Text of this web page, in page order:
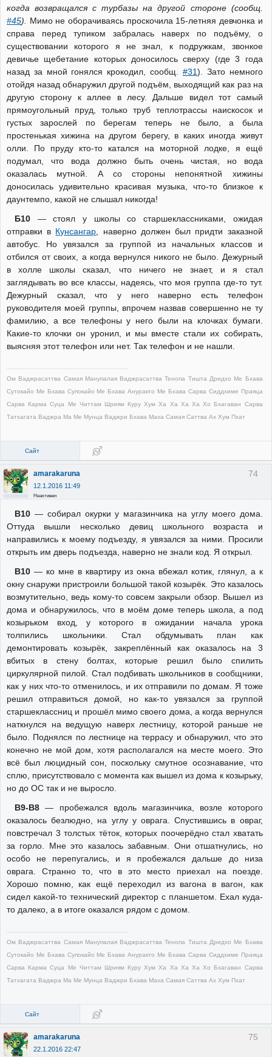
когда возвращался с турбазы на другой стороне (сообщ.
#45). Мимо не оборачиваясь проскочила 15-летняя девчонка и
справа перед тупиком забралась наверх по подъёму, о
существовании которого я не знал, к подружкам, звонкое
девичье щебетание которых доносилось сверху (где 3 года
назад за мной гонялся крокодил, сообщ. #31). Зато немного
отойдя назад обнаружил другой подъём, выходящий как раз на
другую сторону к аллее в лесу. Дальше видел тот самый
прямоугольный пруд, только труб теплотрассы наискосок и
густых зарослей по берегам теперь не было, а была
простенькая хижина на другом берегу, в каких иногда живут
олли. По пруду кто-то катался на моторной лодке, я ещё
подумал, что вода должно быть очень чистая, но вода
оказалась мутной. А со стороны непонятной хижины
доносилась удивительно красивая музыка, что-то близкое к
даунтемпо, какой не слышал никогда!
Б10— стоял у школы со старшеклассниками, ожидая
отправки в Кунсангар, наверно должен был придти заказной
автобус. Но увязался за группой из начальных классов и
отбился от своих, а когда вернулся никого не было. Дежурный
в холле школы сказал, что ничего не знает, и я стал
заглядывать во все классы, надеясь, что моя группа где-то тут.
Дежурный сказал, что у него наверно есть телефон
руководителя моей группы, впрочем назвав совершенно не ту
фамилию, а все телефоны у него были на клочках бумаги.
Какие-то клочки он уронил, и мы вместе стали их собирать,
выясняя этот телефон или нет. Так телефон и не нашли.
Ом Ваджрасаттва Самая Манупалая Ваджрасаттва Тенопа Тишта Дридхо Ме Бхава
Сутокайо Ме Бхава Супокайо Ме Бхава Ануракто Ме Бхава Сарва Сиддхиме Праяца
Сарва Карма Суца Ме Читтам Шриям Куру Хум Ха Ха Ха Ха Хо Бхагаван Сарва
Татхагата Ваджра Ма Ме Мунца Ваджри Бхава Маха Самая Саттва Ах Хум Пхат
Сайт
74
amarakaruna
12.1.2016 11:49
Неактивен
В10— собирал окурки у магазинчика на углу моего дома.
Оттуда вышли несколько девиц школьного возраста и
направились к моему подъезду, я увязался за ними. Просили
открыть им дверь подъезда, наверно не знали код. Я открыл.
В10— ко мне в квартиру из окна вбежал котик, глянул, а к
окну снаружи пристроили большой такой козырёк. Это казалось
возмутительно, ведь кому-то совсем закрыли обзор. Вышел из
дома и обнаружилось, что в моём доме теперь школа, а под
козырьком вход, у которого в ожидании начала урока
толпились школьники. Стал обдумывать план как
демонтировать козырёк, закреплённый как оказалось на 3
вбитых в стену болтах, которые решил было спилить
циркулярной пилой. Стал подбивать школьников в сообщники,
как у них что-то отменилось, и их отправили по домам. Я тоже
решил отправиться домой, но как-то увязался за группой
старшеклассниц и прошёл мимо своего дома, а когда вернулся
наткнулся на ведущую наверх лестницу, которой раньше не
было. Поднялся по лестнице на террасу и обнаружил, что это
конечно не мой дом, хотя располагался на месте моего. Это
всё был люцидный сон, поскольку смутное осознавание, что
сплю, присутствовало с момента как вышел из дома к козырьку,
но до ОС так и не выросло.
В9-В8— пробежался вдоль магазинчика, возле которого
оказалось безлюдно, на углу у оврага. Спустившись в овраг,
повстречал 3 толстых тёток, которых поочерёдно стал хватать
за горло. Мне это казалось забавным. Они отшатнулись, но
особо не перепугались, и я пробежался дальше до низа
оврага. Странно то, что в это место приехал на поезде.
Хорошо помню, как ещё переходил из вагона в вагон, как
сидел какой-то технический директор с планшетом. Ехал куда-
то далеко, а в итоге оказался рядом с домом.
Ом Ваджрасаттва Самая Манупалая Ваджрасаттва Тенопа Тишта Дридхо Ме Бхава
Сутокайо Ме Бхава Супокайо Ме Бхава Ануракто Ме Бхава Сарва Сиддхиме Праяца
Сарва Карма Суца Ме Читтам Шриям Куру Хум Ха Ха Ха Ха Хо Бхагаван Сарва
Татхагата Ваджра Ма Ме Мунца Ваджри Бхава Маха Самая Саттва Ах Хум Пхат
Сайт
75
amarakaruna
22.1.2016 22:47